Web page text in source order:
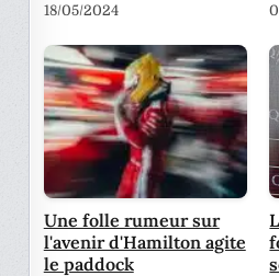
18/05/2024
Une folle rumeur sur
l'avenir d'Hamilton agite
le paddock